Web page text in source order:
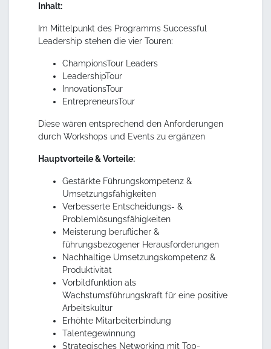
Inhalt:
Im Mittelpunkt des Programms Successful
Leadership stehen die vier Touren:
ChampionsTour Leaders
LeadershipTour
InnovationsTour
EntrepreneursTour
Diese wären entsprechend den Anforderungen
durch Workshops und Events zu ergänzen
Hauptvorteile & Vorteile:
Gestärkte Führungskompetenz &
Umsetzungsfähigkeiten
Verbesserte Entscheidungs- &
Problemlösungsfähigkeiten
Meisterung beruflicher &
führungsbezogener Herausforderungen
Nachhaltige Umsetzungskompetenz &
Produktivität
Vorbildfunktion als
Wachstumsführungskraft für eine positive
Arbeitskultur
Erhöhte Mitarbeiterbindung
Talentegewinnung
Strategisches Networking mit Top-